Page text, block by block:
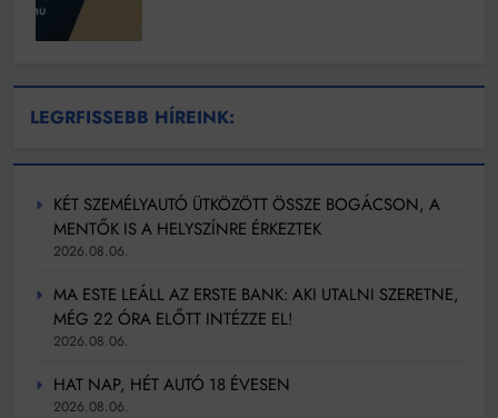
LEGRFISSEBB HÍREINK:
KÉT SZEMÉLYAUTÓ ÜTKÖZÖTT ÖSSZE BOGÁCSON, A
MENTŐK IS A HELYSZÍNRE ÉRKEZTEK
2026.08.06.
MA ESTE LEÁLL AZ ERSTE BANK: AKI UTALNI SZERETNE,
MÉG 22 ÓRA ELŐTT INTÉZZE EL!
2026.08.06.
HAT NAP, HÉT AUTÓ 18 ÉVESEN
2026.08.06.